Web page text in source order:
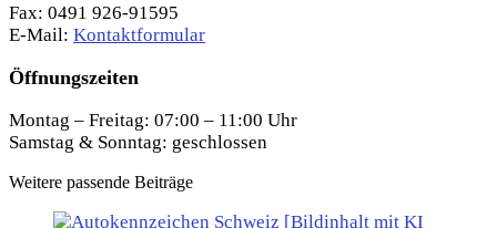
Fax: 0491 926-91595
E-Mail: Kontaktformular
Öffnungszeiten
Montag – Freitag: 07:00 – 11:00 Uhr
Samstag & Sonntag: geschlossen
Weitere passende Beiträge